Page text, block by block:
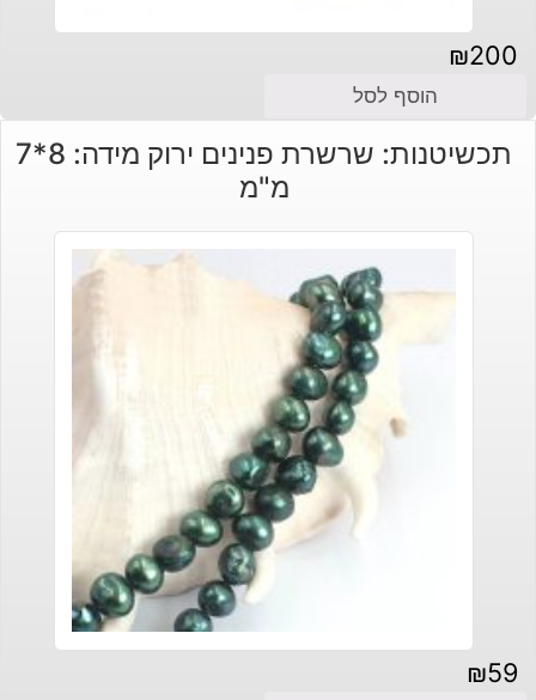
₪200
הוסף לסל
תכשיטנות: שרשרת פנינים ירוק מידה: 8*7
מ"מ
₪59